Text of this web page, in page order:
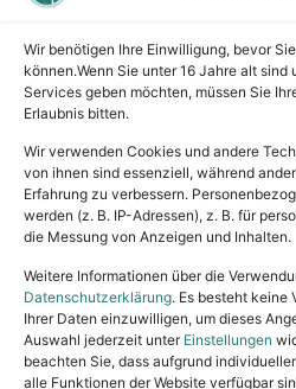
Wir benötigen Ihre Einwilligung, bevor
können.Wenn Sie unter 16 Jahre alt
Services geben möchten, müssen Sie
Erlaubnis bitten.
Wir verwenden Cookies und andere
von ihnen sind essenziell, während
Erfahrung zu verbessern.
werden (z. B. IP-Adressen), z. B. für
die Messung von Anzeigen und Inhalten.
Weitere Informationen über die
Datenschutzerklärung. Es besteht keine
Ihrer Daten einzuwilligen, um dieses
Auswahl jederzeit unter Einstellungen
beachten Sie, dass aufgrund
alle Funktionen der Website verfügbar
Copyright © 2024.
Tel.: (02631) 55356
Ludwigshof 1,